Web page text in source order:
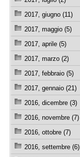
2017, giugno (11)
2017, maggio (5)
2017, aprile (5)
2017, marzo (2)
2017, febbraio (5)
2017, gennaio (21)
2016, dicembre (3)
2016, novembre (7)
2016, ottobre (7)
2016, settembre (6)